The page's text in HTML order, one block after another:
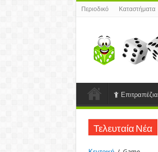
Περιοδικό Καταστήματα
Επιτραπέζια
Τελευταία Νέα